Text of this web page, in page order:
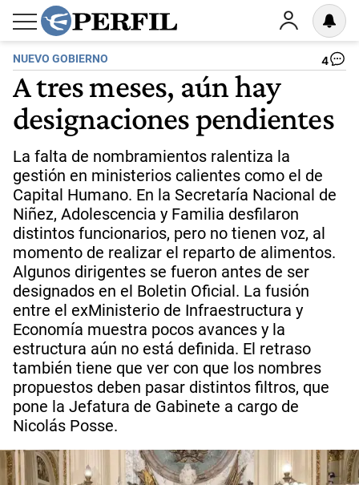
NUEVO GOBIERNO 4
A tres meses, aún hay
designaciones pendientes
La falta de nombramientos ralentiza la
gestión en ministerios calientes como el de
Capital Humano. En la Secretaría Nacional de
Niñez, Adolescencia y Familia desfilaron
distintos funcionarios, pero no tienen voz, al
momento de realizar el reparto de alimentos.
Algunos dirigentes se fueron antes de ser
designados en el Boletin Oficial. La fusión
entre el exMinisterio de Infraestructura y
Economía muestra pocos avances y la
estructura aún no está definida. El retraso
también tiene que ver con que los nombres
propuestos deben pasar distintos filtros, que
pone la Jefatura de Gabinete a cargo de
Nicolás Posse.